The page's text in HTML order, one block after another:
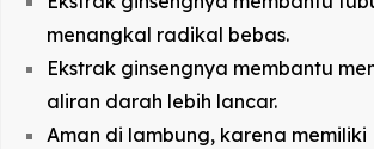
menangkal radikal bebas.
Ekstrak ginsengnya membantu
aliran darah lebih lancar.
Aman di lambung, karena memiliki